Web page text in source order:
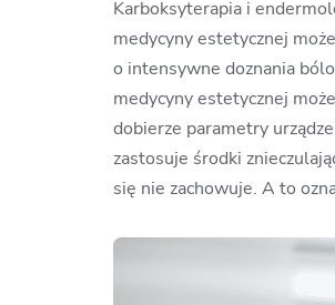
Karboksyterapia i
medycyny estetycznej
o intensywne doznania
medycyny estetycznej
dobierze parametry
zastosuje środki
się nie zachowuje. A to